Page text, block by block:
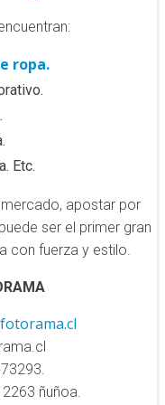
ropa.
Etc.
apostar por
ser el primer gran
con fuerza y estilo.
ñuñoa.